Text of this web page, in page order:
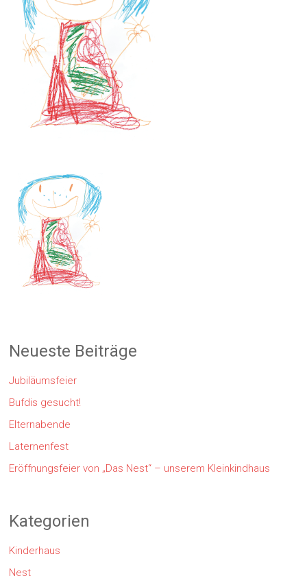
Neueste Beiträge
Jubiläumsfeier
Bufdis gesucht!
Elternabende
Laternenfest
Eröffnungsfeier von „Das Nest“ – unserem Kleinkindhaus
Kategorien
Kinderhaus
Nest